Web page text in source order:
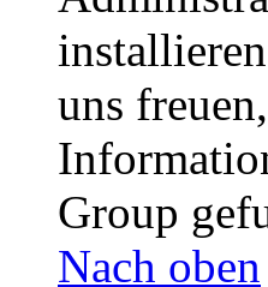
uns
Group
Nach oben